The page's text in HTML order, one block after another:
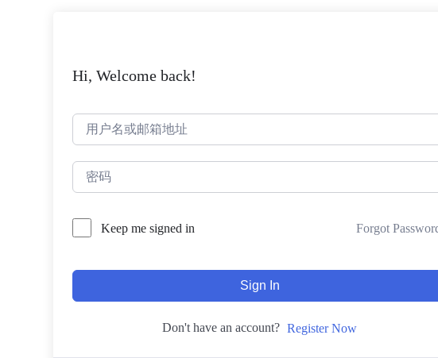
Hi, Welcome back!
Keep me signed in Forgot
Sign In
Don't have an account? Register Now